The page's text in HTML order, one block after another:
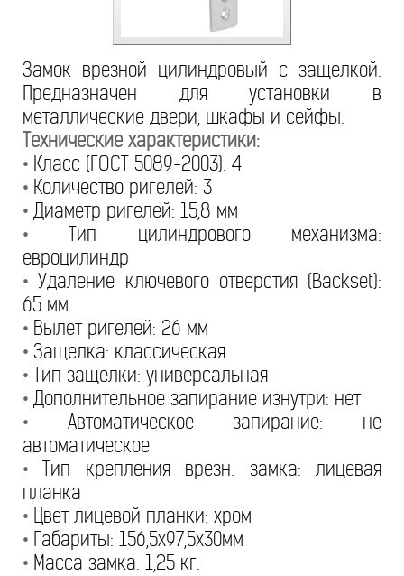
Замок врезной цилиндровый с защелкой.
Предназначен для установки в
металлические двери, шкафы и сейфы.
Технические характеристики:
• Класс (ГОСТ 5089-2003): 4
• Количество ригелей: 3
• Диаметр ригелей: 15,8 мм
• Тип цилиндрового механизма:
евроцилиндр
• Удаление ключевого отверстия (Backset):
65 мм
• Вылет ригелей: 26 мм
• Защелка: классическая
• Тип защелки: универсальная
• Дополнительное запирание изнутри: нет
• Автоматическое запирание: не
автоматическое
• Тип крепления врезн. замка: лицевая
планка
• Цвет лицевой планки: хром
• Габариты: 156,5х97,5х30мм
• Масса замка: 1,25 кг.